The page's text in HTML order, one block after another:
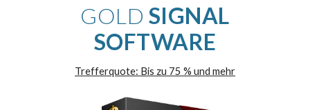
GOLD SIGNAL
SOFTWARE
Trefferquote: Bis zu 75 % und mehr